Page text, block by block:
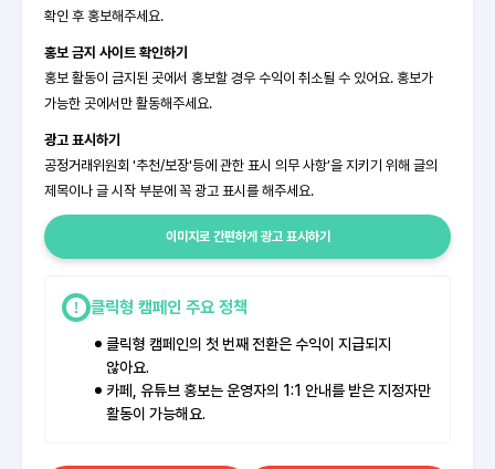
확인 후 홍보해주세요.
홍보 금지 사이트 확인하기
홍보 활동이 금지된 곳에서 홍보할 경우 수익이 취소될 수 있어요. 홍보가
가능한 곳에서만 활동해주세요.
광고 표시하기
공정거래위원회 '추천/보장'등에 관한 표시 의무 사항’을 지키기 위해 글의
제목이나 글 시작 부분에 꼭 광고 표시를 해주세요.
이미지로 간편하게 광고 표시하기
클릭형 캠페인 주요 정책
클릭형 캠페인의 첫 번째 전환은 수익이 지급되지
않아요.
카페, 유튜브 홍보는 운영자의 1:1 안내를 받은 지정자만
활동이 가능해요.